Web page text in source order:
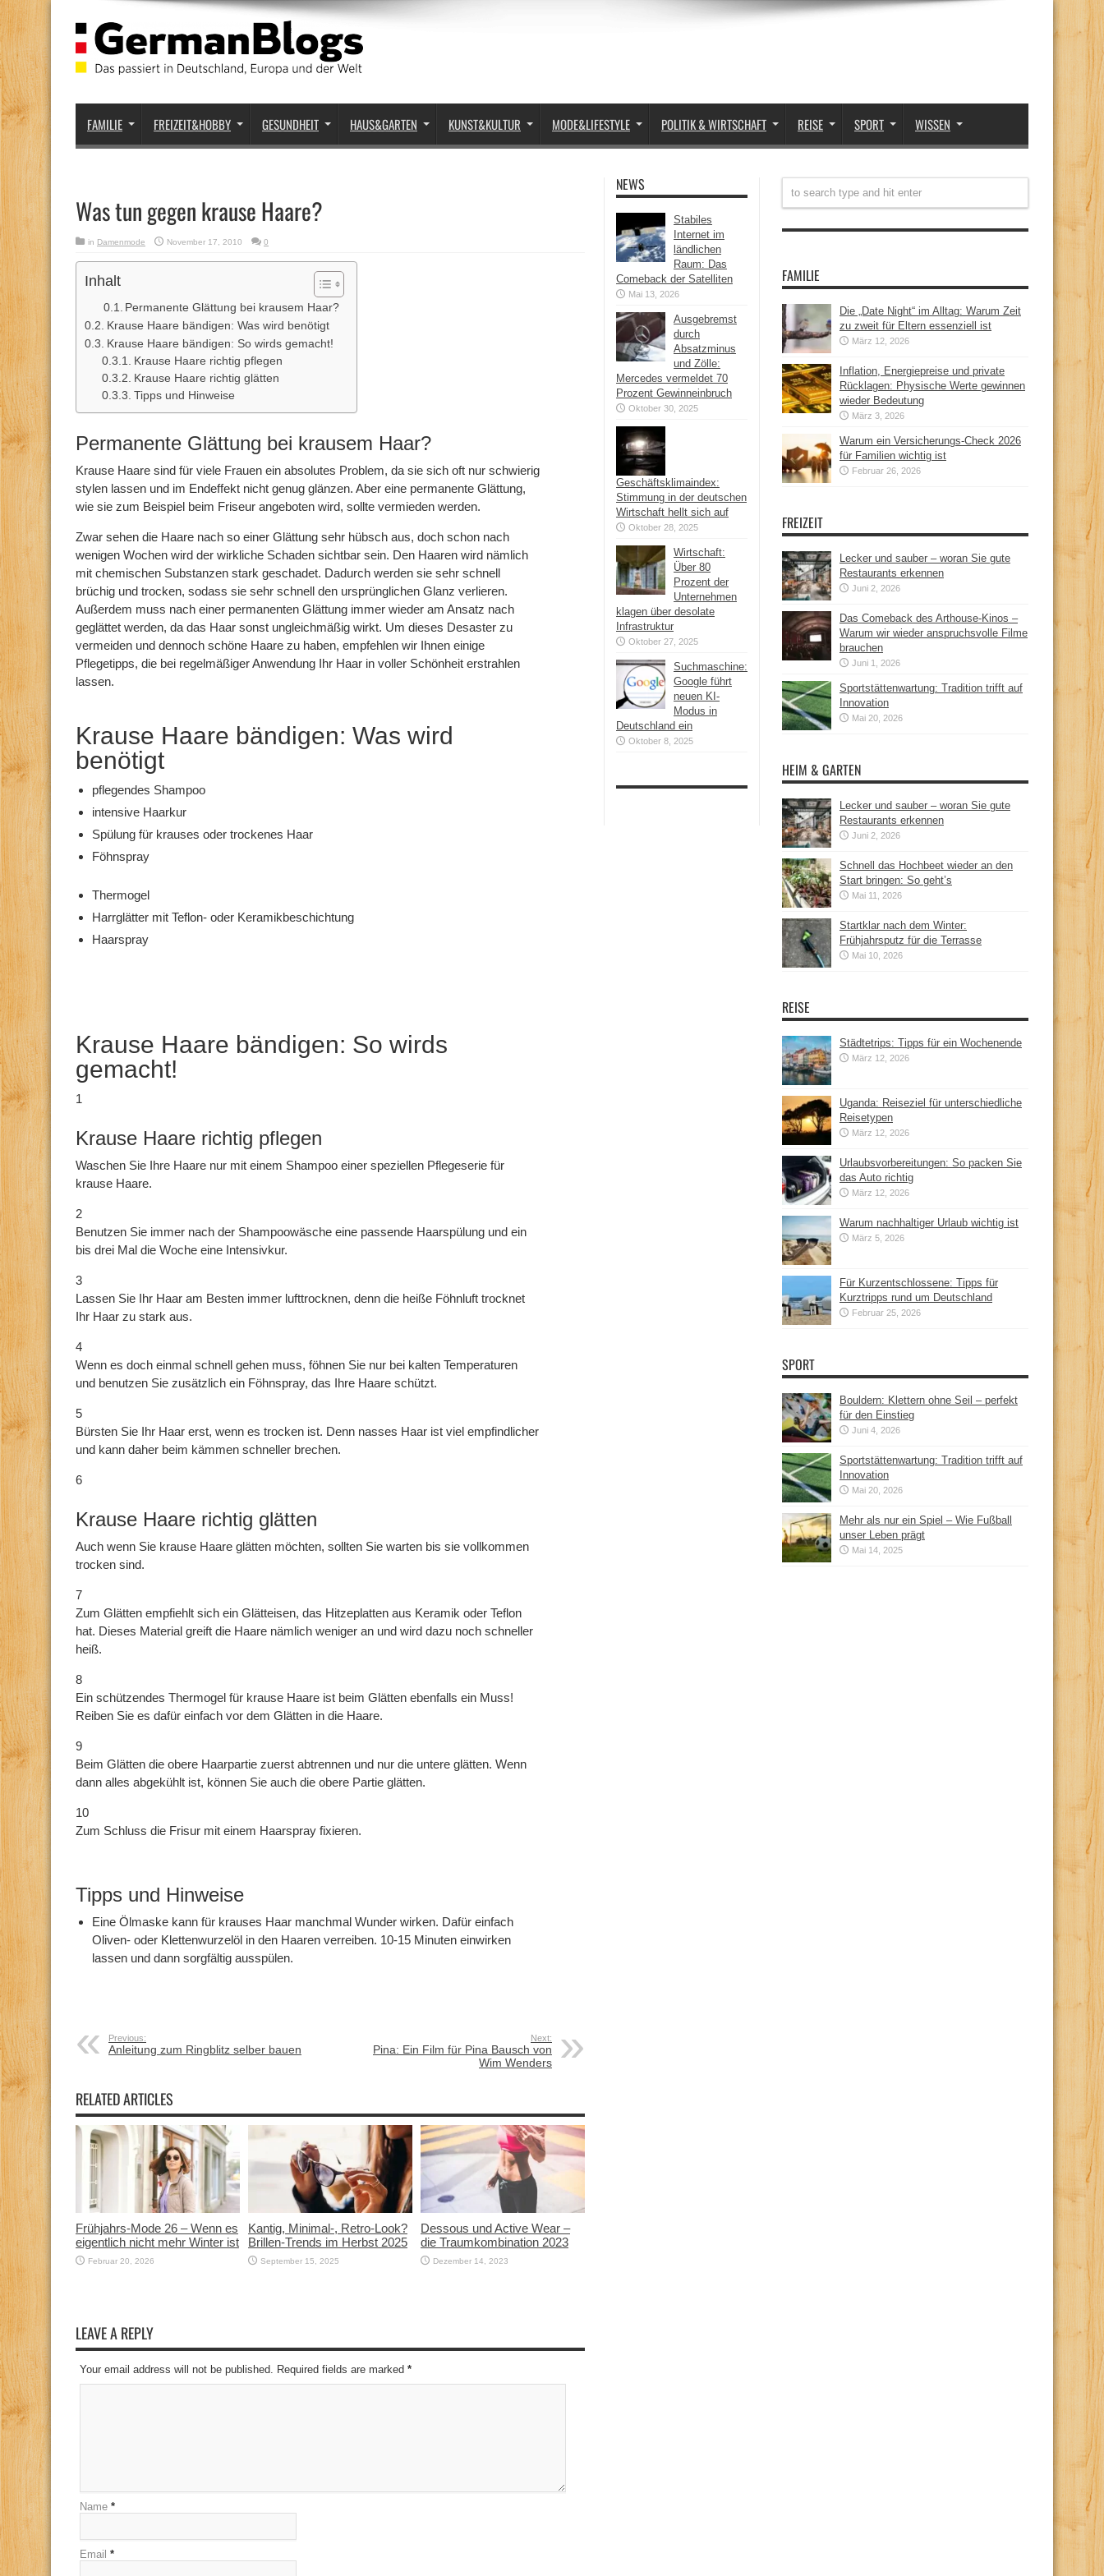
FAMILIE FREIZEIT&HOBBY GESUNDHEIT HAUS&GARTEN KUNST&KULTUR MODE&LIFESTYLE POLITIK & WIRTSCHAFT REISE SPORT WISSEN
Was tun gegen krause Haare?
in Damenmode November 17, 2010 0
Inhalt
Permanente Glättung bei krausem Haar?
Krause Haare bändigen: Was wird benötigt
Krause Haare bändigen: So wirds gemacht!
Krause Haare richtig pflegen
Krause Haare richtig glätten
Tipps und Hinweise
Permanente Glättung bei krausem Haar?
Krause Haare sind für viele Frauen ein absolutes Problem, da sie sich oft nur schwierig
stylen lassen und im Endeffekt nicht genug glänzen. Aber eine permanente Glättung,
wie sie zum Beispiel beim Friseur angeboten wird, sollte vermieden werden.
Zwar sehen die Haare nach so einer Glättung sehr hübsch aus, doch schon nach
wenigen Wochen wird der wirkliche Schaden sichtbar sein. Den Haaren wird nämlich
mit chemischen Substanzen stark geschadet. Dadurch werden sie sehr schnell
brüchig und trocken, sodass sie sehr schnell den ursprünglichen Glanz verlieren.
Außerdem muss nach einer permanenten Glättung immer wieder am Ansatz nach
geglättet werden, da das Haar sonst ungleichmäßig wirkt. Um dieses Desaster zu
vermeiden und dennoch schöne Haare zu haben, empfehlen wir Ihnen einige
Pflegetipps, die bei regelmäßiger Anwendung Ihr Haar in voller Schönheit erstrahlen
lassen.
Krause Haare bändigen: Was wird
benötigt
pflegendes Shampoo
intensive Haarkur
Spülung für krauses oder trockenes Haar
Föhnspray
Thermogel
Harrglätter mit Teflon- oder Keramikbeschichtung
Haarspray
Krause Haare bändigen: So wirds
gemacht!
1
Krause Haare richtig pflegen
Waschen Sie Ihre Haare nur mit einem Shampoo einer speziellen Pflegeserie für
krause Haare.
2
Benutzen Sie immer nach der Shampoowäsche eine passende Haarspülung und ein
bis drei Mal die Woche eine Intensivkur.
3
Lassen Sie Ihr Haar am Besten immer lufttrocknen, denn die heiße Föhnluft trocknet
Ihr Haar zu stark aus.
4
Wenn es doch einmal schnell gehen muss, föhnen Sie nur bei kalten Temperaturen
und benutzen Sie zusätzlich ein Föhnspray, das Ihre Haare schützt.
5
Bürsten Sie Ihr Haar erst, wenn es trocken ist. Denn nasses Haar ist viel empfindlicher
und kann daher beim kämmen schneller brechen.
6
Krause Haare richtig glätten
Auch wenn Sie krause Haare glätten möchten, sollten Sie warten bis sie vollkommen
trocken sind.
7
Zum Glätten empfiehlt sich ein Glätteisen, das Hitzeplatten aus Keramik oder Teflon
hat. Dieses Material greift die Haare nämlich weniger an und wird dazu noch schneller
heiß.
8
Ein schützendes Thermogel für krause Haare ist beim Glätten ebenfalls ein Muss!
Reiben Sie es dafür einfach vor dem Glätten in die Haare.
9
Beim Glätten die obere Haarpartie zuerst abtrennen und nur die untere glätten. Wenn
dann alles abgekühlt ist, können Sie auch die obere Partie glätten.
10
Zum Schluss die Frisur mit einem Haarspray fixieren.
Tipps und Hinweise
Eine Ölmaske kann für krauses Haar manchmal Wunder wirken. Dafür einfach
Oliven- oder Klettenwurzelöl in den Haaren verreiben. 10-15 Minuten einwirken
lassen und dann sorgfältig ausspülen.
Previous:
Anleitung zum Ringblitz selber bauen
Next:
Pina: Ein Film für Pina Bausch von
Wim Wenders
RELATED ARTICLES
Frühjahrs-Mode 26 – Wenn es
eigentlich nicht mehr Winter ist
Februar 20, 2026
Kantig, Minimal-, Retro-Look?
Brillen-Trends im Herbst 2025
September 15, 2025
Dessous und Active Wear –
die Traumkombination 2023
Dezember 14, 2023
LEAVE A REPLY
Your email address will not be published. Required fields are marked *
Name *
Email *
NEWS
Stabiles
Internet im
ländlichen
Raum: Das
Comeback der Satelliten
Mai 13, 2026
Ausgebremst
durch
Absatzminus
und Zölle:
Mercedes vermeldet 70
Prozent Gewinneinbruch
Oktober 30, 2025
Geschäftsklimaindex:
Stimmung in der deutschen
Wirtschaft hellt sich auf
Oktober 28, 2025
Wirtschaft:
Über 80
Prozent der
Unternehmen
klagen über desolate
Infrastruktur
Oktober 27, 2025
Suchmaschine:
Google führt
neuen KI-
Modus in
Deutschland ein
Oktober 8, 2025
FAMILIE
Die „Date Night“ im Alltag: Warum Zeit
zu zweit für Eltern essenziell ist
März 12, 2026
Inflation, Energiepreise und private
Rücklagen: Physische Werte gewinnen
wieder Bedeutung
März 3, 2026
Warum ein Versicherungs-Check 2026
für Familien wichtig ist
Februar 26, 2026
FREIZEIT
Lecker und sauber – woran Sie gute
Restaurants erkennen
Juni 2, 2026
Das Comeback des Arthouse-Kinos –
Warum wir wieder anspruchsvolle Filme
brauchen
Juni 1, 2026
Sportstättenwartung: Tradition trifft auf
Innovation
Mai 20, 2026
HEIM & GARTEN
Lecker und sauber – woran Sie gute
Restaurants erkennen
Juni 2, 2026
Schnell das Hochbeet wieder an den
Start bringen: So geht’s
Mai 11, 2026
Startklar nach dem Winter:
Frühjahrsputz für die Terrasse
Mai 10, 2026
REISE
Städtetrips: Tipps für ein Wochenende
März 12, 2026
Uganda: Reiseziel für unterschiedliche
Reisetypen
März 12, 2026
Urlaubsvorbereitungen: So packen Sie
das Auto richtig
März 12, 2026
Warum nachhaltiger Urlaub wichtig ist
März 5, 2026
Für Kurzentschlossene: Tipps für
Kurztripps rund um Deutschland
Februar 25, 2026
SPORT
Bouldern: Klettern ohne Seil – perfekt
für den Einstieg
Juni 4, 2026
Sportstättenwartung: Tradition trifft auf
Innovation
Mai 20, 2026
Mehr als nur ein Spiel – Wie Fußball
unser Leben prägt
Mai 14, 2025